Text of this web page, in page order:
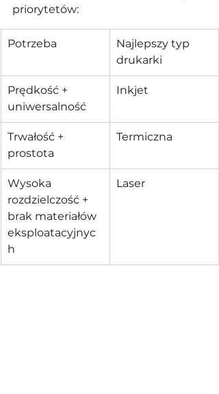
priorytetów:
Potrzeba
Najlepszy typ
drukarki
Prędkość +
uniwersalność
Inkjet
Trwałość +
prostota
Termiczna
Wysoka
rozdzielczość +
brak materiałów
eksploatacyjnyc
h
Laser